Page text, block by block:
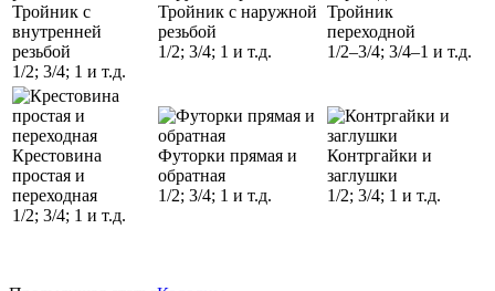
Тройник с
внутренней
резьбой
1/2; 3/4; 1 и т.д.
Тройник с наружной
резьбой
1/2; 3/4; 1 и т.д.
Тройник
переходной
1/2–3/4; 3/4–1 и т.д.
Крестовина
простая и
переходная
1/2; 3/4; 1 и т.д.
Футорки прямая и
обратная
1/2; 3/4; 1 и т.д.
Контргайки и
заглушки
1/2; 3/4; 1 и т.д.